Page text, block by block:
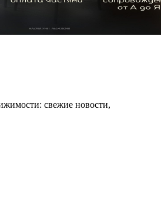
свежие новости,